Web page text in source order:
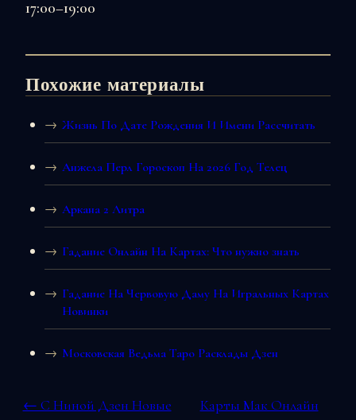
17:00–19:00
Похожие материалы
Жизнь По Дате Рождения И Имени Рассчитать
Анжела Перл Гороскоп На 2026 Год Телец
Аркана 2 Литра
Гадание Онлайн На Картах: Что нужно знать
Гадание На Червовую Даму На Игральных Картах
Новинки
Московская Ведьма Таро Расклады Дзен
← С Ниной Дзен Новые Карты Мак Онлайн